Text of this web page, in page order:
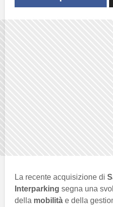
La recente acquisizione di
Interparking segna una
della mobilità e della